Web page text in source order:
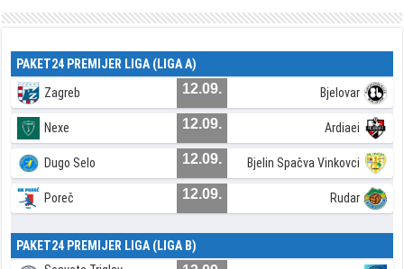
PAKET24 PREMIJER LIGA (LIGA A)
Zagreb 12.09. Bjelovar
Nexe 12.09. Ardiaei
Dugo Selo 12.09. Bjelin Spačva Vinkovci
Poreč 12.09. Rudar
PAKET24 PREMIJER LIGA (LIGA B)